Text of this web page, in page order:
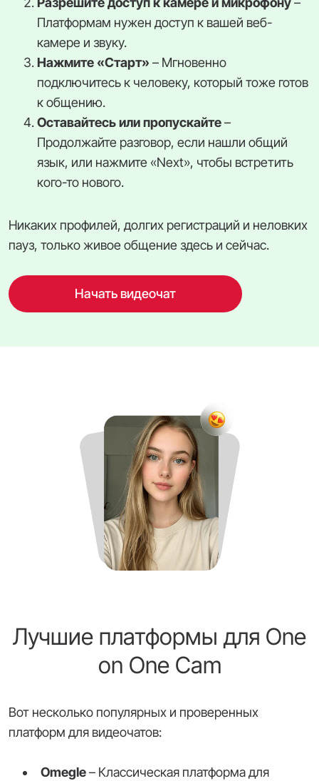
Платформам нужен доступ к вашей веб-
камере и звуку.
Нажмите «Старт» – Мгновенно
подключитесь к человеку, который тоже готов
к общению.
Оставайтесь или пропускайте–
Продолжайте разговор, если нашли общий
язык, или нажмите «Next», чтобы встретить
кого-то нового.
Никаких профилей, долгих регистраций и неловких
пауз, только живое общение здесь и сейчас.
Начать видеочат
Лучшие платформы для One
on One Cam
Вот несколько популярных и проверенных
платформ для видеочатов:
Omegle– Классическая платформа для